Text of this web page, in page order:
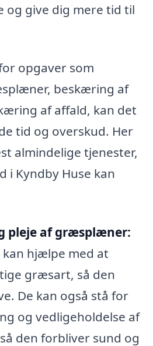
og give dig mere tid til
opgaver som
beskæring af
af affald, kan det
tid og overskud. Her
almindelige tjenester,
i Kyndby Huse kan
pleje af græsplæner:
kan hjælpe med at
græsart, så den
De kan også stå for
og vedligeholdelse af
den forbliver sund og